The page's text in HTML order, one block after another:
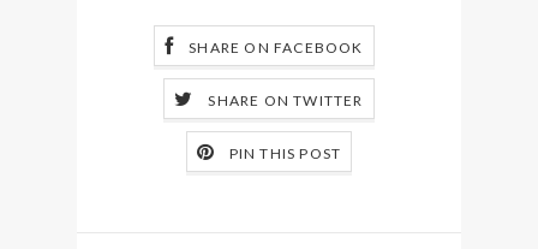
SHARE ON FACEBOOK
SHARE ON TWITTER
PIN THIS POST